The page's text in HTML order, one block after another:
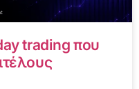
trading που